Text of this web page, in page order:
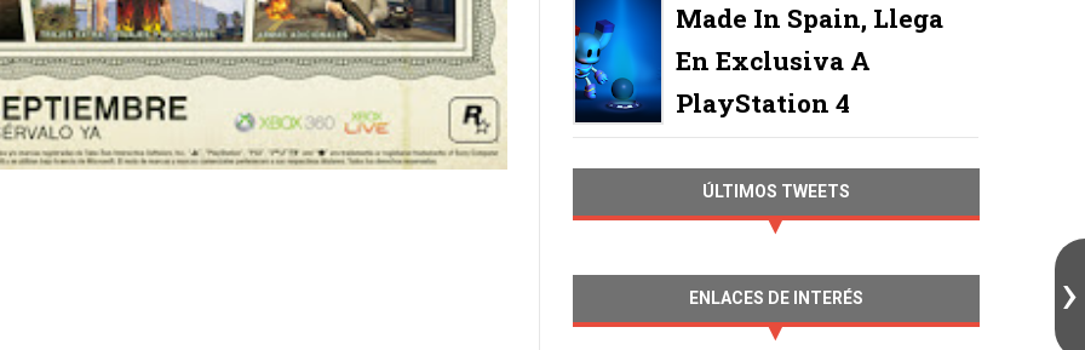
Made In Spain, Llega
En Exclusiva A
PlayStation 4
ÚLTIMOS TWEETS
ENLACES DE INTERÉS